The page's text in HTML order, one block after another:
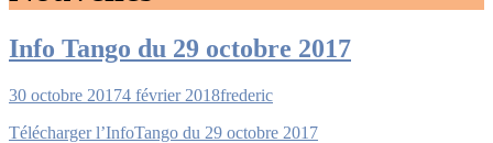
Info Tango du 29 octobre 2017
30 octobre 20174 février 2018frederic
Télécharger l’InfoTango du 29 octobre 2017